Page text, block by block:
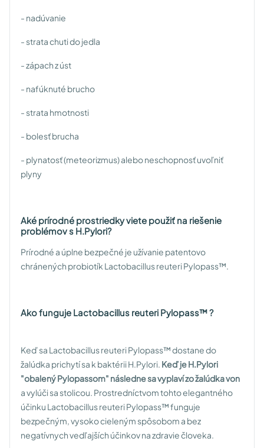
- nadúvanie
- strata chuti do jedla
- zápach z úst
- nafúknuté brucho
- strata hmotnosti
- bolesť brucha
- plynatosť (meteorizmus) alebo neschopnosť uvoľniť
plyny
Aké prírodné prostriedky viete použiť na riešenie
problémov s H.Pylori?
Prírodné a úplne bezpečné je užívanie patentovo
chránených probiotík Lactobacillus reuteri Pylopass™.
Ako funguje Lactobacillus reuteri Pylopass™ ?
Keď sa Lactobacillus reuteri Pylopass™ dostane do
žalúdka prichytí sa k baktérii H.Pylori. Keď je H.Pylori
"obalený Pylopassom" následne sa vyplaví zo žalúdka von
a vylúči sa stolicou. Prostredníctvom tohto elegantného
účinku Lactobacillus reuteri Pylopass™ funguje
bezpečným, vysoko cieleným spôsobom a bez
negatívnych vedľajších účinkov na zdravie človeka.